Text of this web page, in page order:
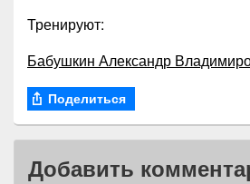
Тренируют:
Бабушкин Александр
Поделиться
Добавить